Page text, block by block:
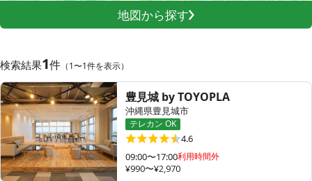
いいオフィス（コワーキングスペース）
FCオーナー募集
コワーキング運営DXシステム
E Solution
その他
地図から探す
検索結果1件 （1〜1件を表示）
豊見城 by TOYOPLA
沖縄県豊見城市
テレカン OK
4.6
09:00〜17:00利用時間外
¥990〜¥2,970